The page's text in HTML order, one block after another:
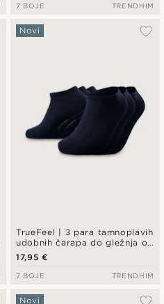
7 BOJE TRENDHIM
TrueFeel | 3 para tamnoplavih
udobnih čarapa do gležnja od
bambusa
Novi
17,95 €
7 BOJE TRENDHIM
Novi